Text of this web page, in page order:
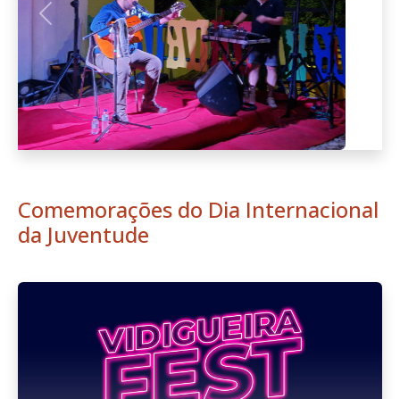
Anterior
Comemorações do Dia Internacional
da Juventude